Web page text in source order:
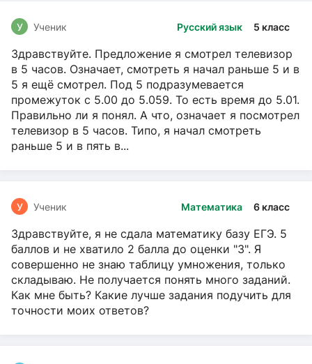
Русский язык 5 класс
У Ученик
Здравствуйте. Предложение я смотрел телевизор
в 5 часов. Означает, смотреть я начал раньше 5 и в
5 я ещё смотрел. Под 5 подразумевается
промежуток с 5.00 до 5.059. То есть время до 5.01.
Правильно ли я понял. А что, означает я посмотрел
телевизор в 5 часов. Типо, я начал смотреть
раньше 5 и в пять в...
Математика 6 класс
У Ученик
Здравствуйте, я не сдала математику базу ЕГЭ. 5
баллов и не хватило 2 балла до оценки "3". Я
совершенно не знаю таблицу умножения, только
складываю. Не получается понять много заданий.
Как мне быть? Какие лучше задания подучить для
точности моих ответов?